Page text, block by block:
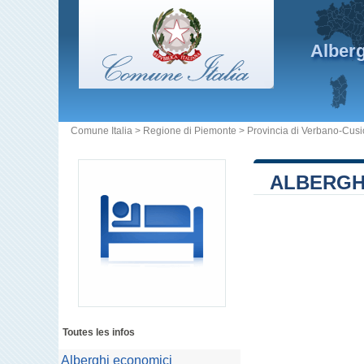
Comune Italia > Regione di Piemonte > Provincia di Verbano-
Toutes les infos
Alberghi economici